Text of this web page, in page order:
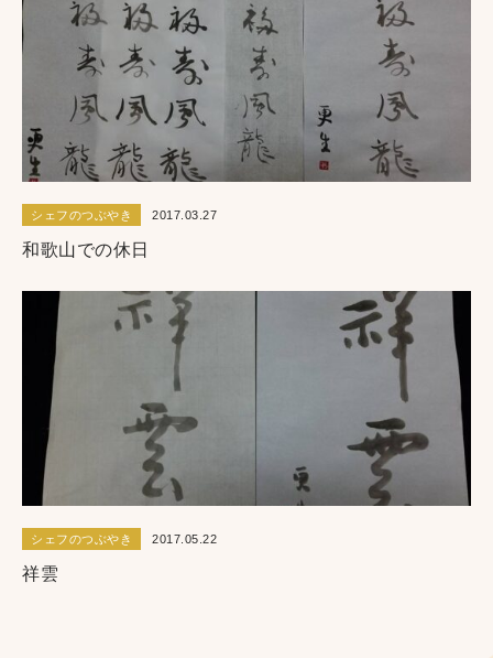
シェフのつぶやき 2017.03.27
和歌山での休日
シェフのつぶやき 2017.05.22
祥雲